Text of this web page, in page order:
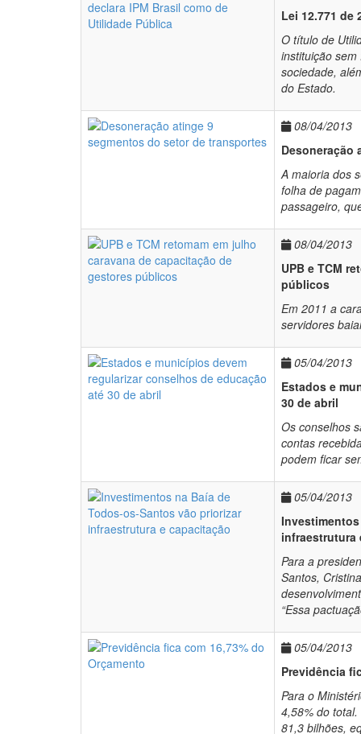
Lei 12.771 de
O título de
instituição
sociedade,
do Estado.
08/04/2013
Desoneração
A maioria dos
folha de
passageiro,
08/04/2013
UPB e TCM
públicos
Em 2011 a
servidores
05/04/2013
Estados e
30 de abril
Os conselhos
contas
podem ficar
05/04/2013
infraestrutura
Para a
Santos,
“Essa
05/04/2013
Previdência
Para o
4,58% do
81,3 bilhões,